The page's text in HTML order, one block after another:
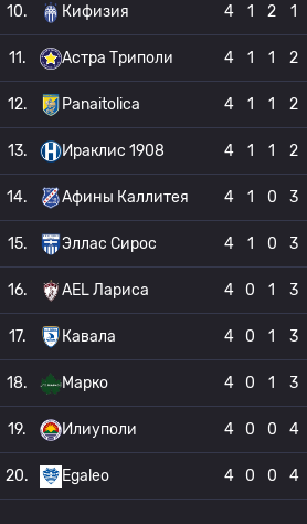
10. Кифизия 4 1 2 1
11. Астра Триполи 4 1 1 2
12. Panaitolica 4 1 1 2
13. Ираклис 1908 4 1 1 2
14. Афины Каллитея 4 1 0 3
15. Эллас Сирос 4 1 0 3
16. AEL Лариса 4 0 1 3
17. Кавала 4 0 1 3
18. Марко 4 0 1 3
19. Илиуполи 4 0 0 4
20. Egaleo 4 0 0 4